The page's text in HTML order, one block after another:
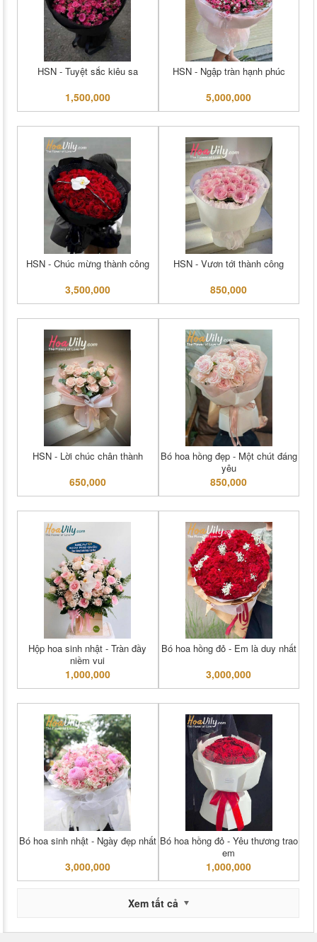
HSN - Tuyệt sắc kiêu sa
1,500,000
HSN - Ngập tràn hạnh phúc
5,000,000
HSN - Chúc mừng thành công
3,500,000
HSN - Vươn tới thành công
850,000
HSN - Lời chúc chân thành
650,000
Bó hoa hồng đẹp - Một chút đáng
yêu
850,000
Hộp hoa sinh nhật - Tràn đầy
niềm vui
1,000,000
Bó hoa hồng đỏ - Em là duy nhất
3,000,000
Bó hoa sinh nhật - Ngày đẹp nhất
3,000,000
Bó hoa hồng đỏ - Yêu thương trao
em
1,000,000
Xem tất cả